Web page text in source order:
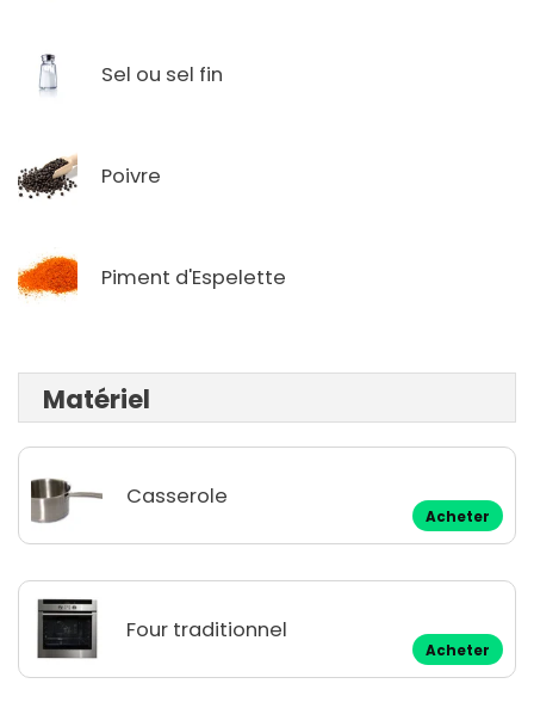
Sel ou sel fin
Poivre
Piment d'Espelette
Matériel
Casserole
Acheter
Four traditionnel
Acheter